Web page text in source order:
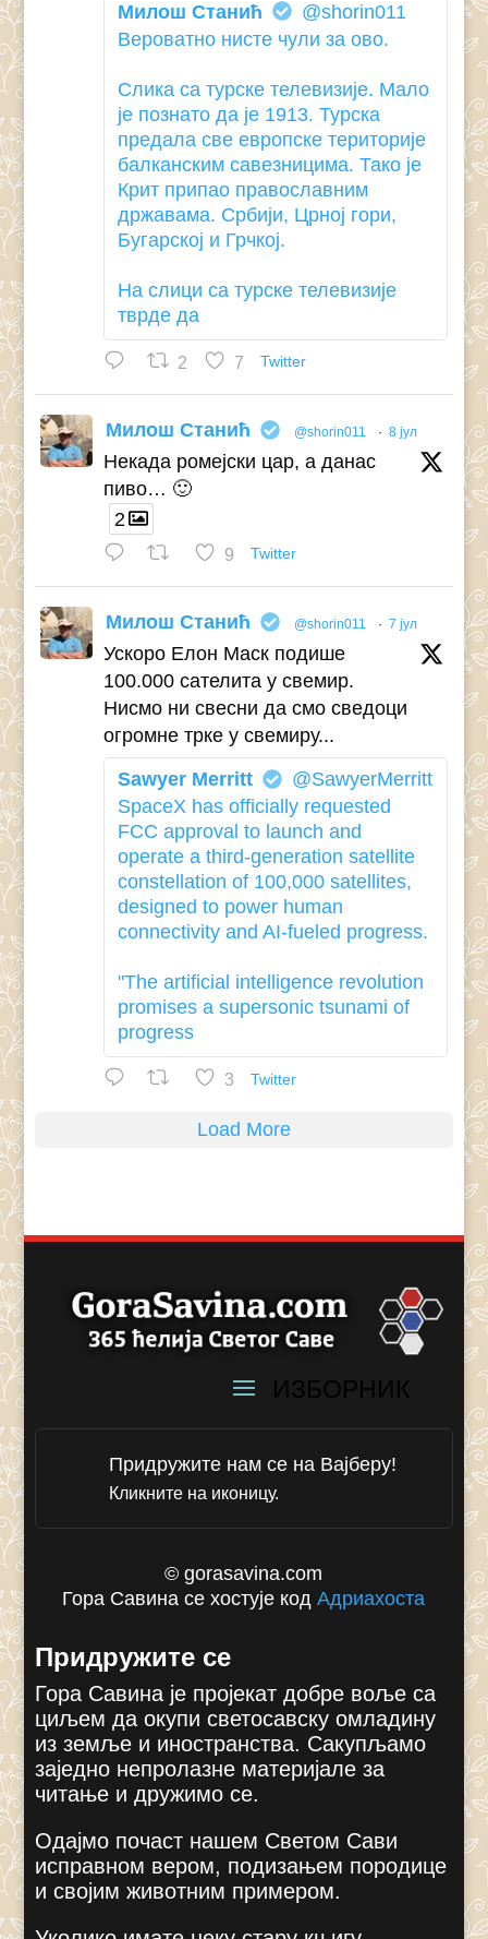
Милош Станић
@shorin011
Вероватно нисте чули за ово.
Слика са турске телевизије. Мало
је познато да је 1913. Турска
предала све европске територије
балканским савезницима. Тако је
Крит припао православним
државама. Србији, Црној гори,
Бугарској и Грчкој.
На слици са турске телевизије
тврде да
2 7 Twitter
Милош Станић @shorin011 · 8 јул
Некада ромејски цар, а данас
пиво… 🙂
2
9 Twitter
Милош Станић @shorin011 · 7 јул
Ускоро Елон Маск подише
100.000 сателита у свемир.
Нисмо ни свесни да смо сведоци
огромне трке у свемиру...
Sawyer Merritt
@SawyerMerritt
SpaceX has officially requested
FCC approval to launch and
operate a third-generation satellite
constellation of 100,000 satellites,
designed to power human
connectivity and AI-fueled progress.
"The artificial intelligence revolution
promises a supersonic tsunami of
progress
3 Twitter
Load More
Придружите нам се на Вајберу!
Кликните на иконицу.
© gorasavina.com
Гора Савина се хостује кодАдриахоста
Придружите се
Гора Савина је пројекат добре воље са
циљем да окупи светосавску омладину
из земље и иностранства. Сакупљамо
заједно непролазне материјале за
читање и дружимо се.
Одајмо почаст нашем Светом Сави
исправном вером, подизањем породице
и својим животним примером.